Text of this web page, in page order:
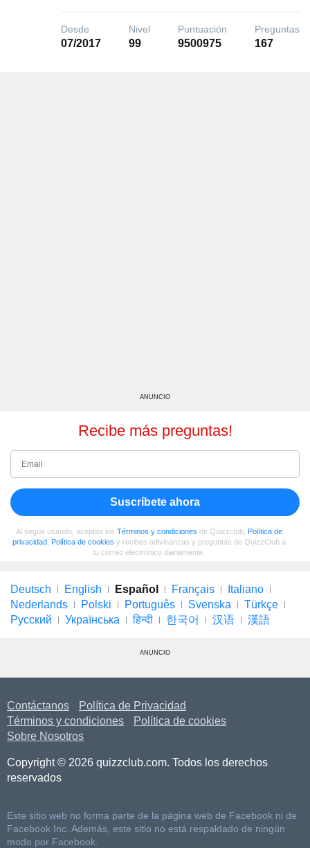
Desde
07/2017
Nivel
99
Puntuación
9500975
Preguntas
167
ANUNCIO
Recibe más preguntas!
Suscríbete ahora
Al seguir usando, aceptas los Términos y condiciones de Quizzclub, Política de
privacidad, Política de cookies y recibes adivinanzas y preguntas de QuizzClub a
tu correo electrónico diariamente.
Deutsch English Español Français
Italiano
Nederlands
Polski Português Svenska
Türkçe
Русский
Українська हिन्दी 한국어 汉语 漢語
ANUNCIO
Contáctanos
Política de Privacidad
Términos y condiciones
Política de cookies
Sobre Nosotros
Copyright © 2026 quizzclub.com. Todos los derechos
reservados
Este sitio web no forma parte de la página web de Facebook ni de
Facebook Inc. Además, este sitio no está respaldado de ningún
modo por Facebook.